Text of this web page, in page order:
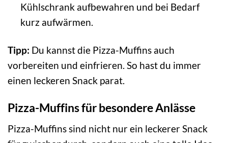
Kühlschrank aufbewahren und bei Bedarf
kurz aufwärmen.
Tipp: Du kannst die Pizza-Muffins auch
vorbereiten und einfrieren. So hast du immer
einen leckeren Snack parat.
Pizza-Muffins für besondere Anlässe
Pizza-Muffins sind nicht nur ein leckerer Snack